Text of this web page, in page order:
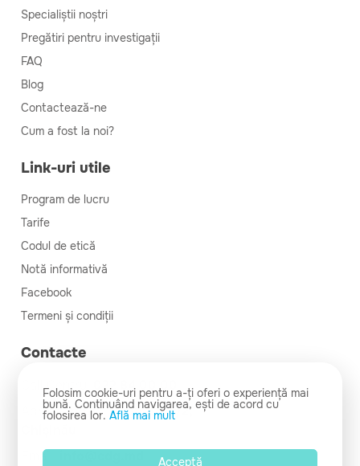
Specialiștii noștri
Pregătiri pentru investigații
FAQ
Blog
Contactează-ne
Cum a fost la noi?
Link-uri utile
Program de lucru
Tarife
Codul de etică
Notă informativă
Facebook
Termeni și condiții
Contacte
Call Centru:
022 84 00 00
Adresa:bd. C. Negruzzi 4/2,
Email:
Folosim cookie-uri pentru a-ți oferi o experiență mai
bună. Continuând navigarea, ești de acord cu
folosirea lor.Află mai mult
Acceptă